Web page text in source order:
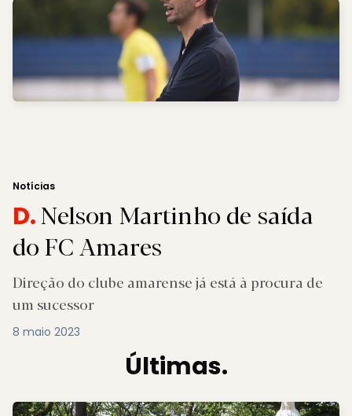
Notícias
D.Nelson Martinho de saída
do FC Amares
Direção do clube amarense já está à procura de
um sucessor
8 maio 2023
Últimas.